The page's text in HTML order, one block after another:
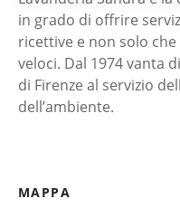
in grado di offrire
ricettive e non solo
veloci. Dal 1974 vanta
di Firenze al servizio
dell’ambiente.
MAPPA